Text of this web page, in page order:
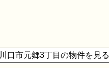
川口市元郷3丁目の物件を見る